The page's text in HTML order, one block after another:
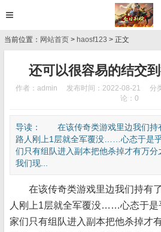
当前位置： 网站首页 > haosf123 > 正文
还可以很容易的结交
作者：admin 发布时间：2022-08-21 分
论：0
导读： 在该传奇类游戏里边我们持
路人刚上1层就全军覆没……心态于是
们只有组队进入副本把他杀掉才有万分
我们现...
在该传奇类游戏里边我们持有了
人刚上1层就全军覆没……心态于是
家们只有组队进入副本把他杀掉才